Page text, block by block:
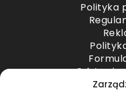
Polityka
Odstąpienie od